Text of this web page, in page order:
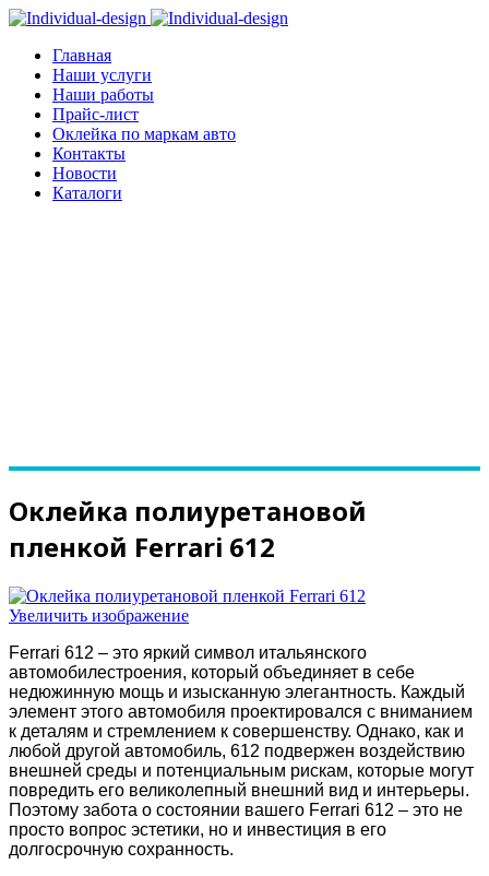
Главная
Наши услуги
Наши работы
Прайс-лист
Оклейка по маркам авто
Контакты
Новости
Каталоги
Оклейка полиуретановой
пленкой Ferrari 612
Увеличить изображение
Ferrari 612 – это яркий символ итальянского
автомобилестроения, который объединяет в себе
недюжинную мощь и изысканную элегантность. Каждый
элемент этого автомобиля проектировался с вниманием
к деталям и стремлением к совершенству. Однако, как и
любой другой автомобиль, 612 подвержен воздействию
внешней среды и потенциальным рискам, которые могут
повредить его великолепный внешний вид и интерьеры.
Поэтому забота о состоянии вашего Ferrari 612 – это не
просто вопрос эстетики, но и инвестиция в его
долгосрочную сохранность.